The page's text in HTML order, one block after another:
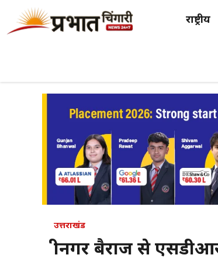
राष्ट्रीय
उत्तराखंड
श्रीनगर बैराज से